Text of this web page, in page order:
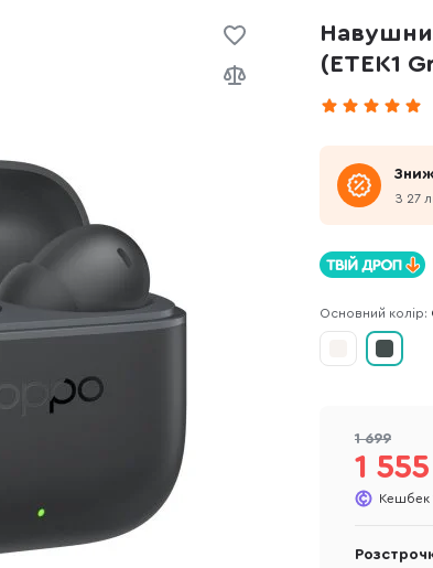
(ETEK1
З 27
Основний колір:
1 699
1
Кешбек